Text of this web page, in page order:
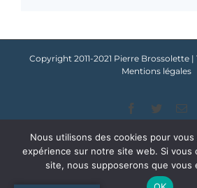
Copyright 2011-2021 Pierre Brossolette
Mentions légales
Facebook
Twitter
Nous utilisons des cookies pour vous
expérience sur notre site web. Si vous
site, nous supposerons que vous